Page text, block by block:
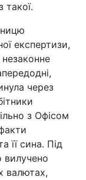
такої.
експертизи,
через
з Офісом
її сина. Під
вилучено
валютах,